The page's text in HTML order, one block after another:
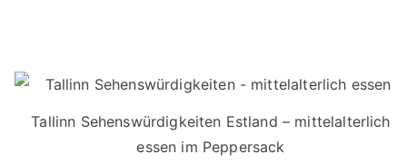
Tallinn Sehenswürdigkeiten Estland – mittelalterlich
essen im Peppersack